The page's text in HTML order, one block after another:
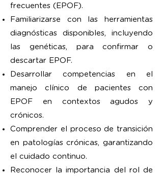
frecuentes (EPOF).
Familiarizarse con las herramientas
diagnósticas disponibles, incluyendo
las genéticas, para confirmar o
descartar EPOF.
Desarrollar competencias en el
manejo clínico de pacientes con
EPOF en contextos agudos y
crónicos.
Comprender el proceso de transición
en patologías crónicas, garantizando
el cuidado continuo.
Reconocer la importancia del rol de